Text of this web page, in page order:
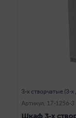
3-х створчатые (3-
Артикул: 17-1256-3
Шкаф 3-х